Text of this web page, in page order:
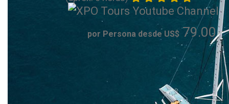
por Persona desde US$ 79.00